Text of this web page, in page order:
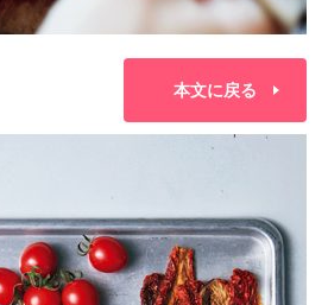
本文に戻る